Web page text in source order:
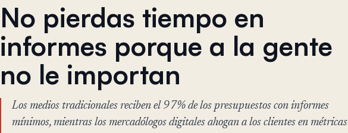
No pierdas tiempo en
informes porque a la gente
no le importan
Los medios tradicionales reciben el 97% de los presupuestos con informes
mínimos, mientras los mercadólogos digitales ahogan a los clientes en métricas